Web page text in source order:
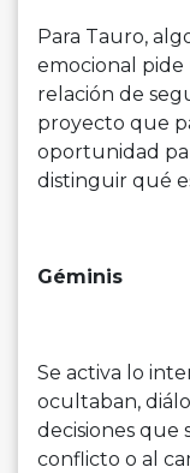
Para Tauro,
emocional pide
relación de
proyecto que
oportunidad
distinguir qué
Géminis
Se activa lo
ocultaban,
decisiones que
conflicto o al